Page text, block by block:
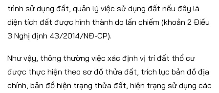
trình sử dụng đất, quản lý việc sử dụng đất nếu đây là
diện tích đất được hình thành do lấn chiếm (khoản 2 Điều
3 Nghị định 43/2014/NĐ-CP).
Như vậy, thông thường việc xác định vị trí đất thổ cư
được thực hiện theo sơ đồ thửa đất, trích lục bản đồ địa
chính, bản đồ hiện trạng thửa đất, hiện trạng sử dụng các